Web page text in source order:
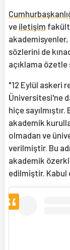
ve iletişim
akademisyenler,
sözlerini de
açıklama özetle
"12 Eylül askeri
Üniversitesi'ne
hiçe
akademik
olmadan ve
verilmiştir. Bu
akademik
edilmiştir.